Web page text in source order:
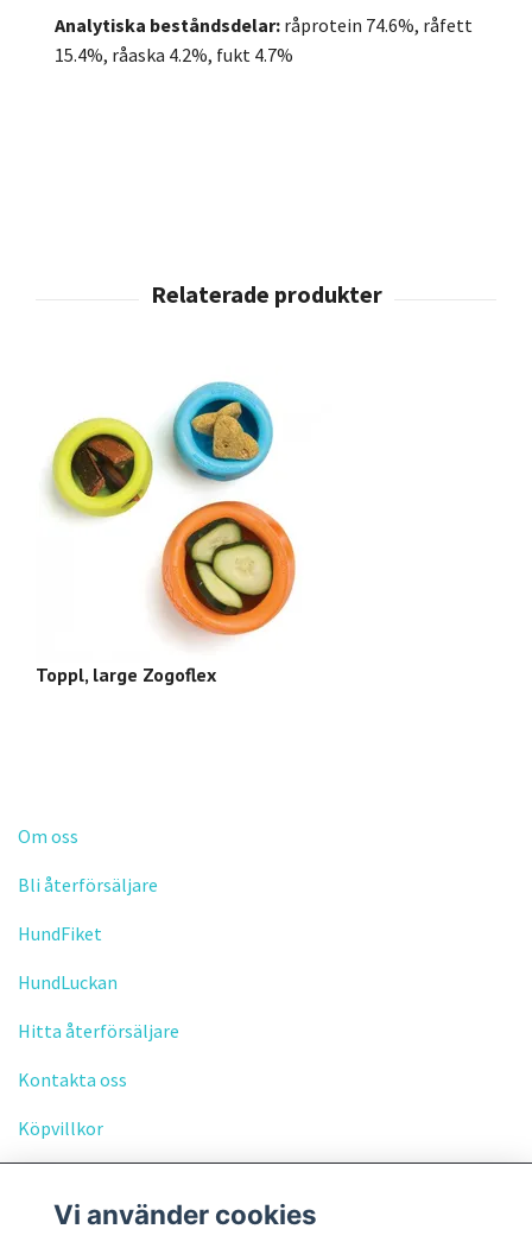
Om oss
Bli återförsäljare
HundFiket
HundLuckan
Hitta återförsäljare
Kontakta oss
Köpvillkor
Analytiska beståndsdelar: råprotein 74.6%, råfett
15.4%, råaska 4.2%, fukt 4.7%
Toppl, large Zogoflex
Vi använder cookies